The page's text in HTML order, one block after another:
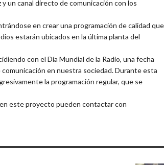
un canal directo de comunicación con los
en crear una programación de calidad que
estarán ubicados en la última planta del
con el Día Mundial de la Radio, una fecha
en nuestra sociedad. Durante esta
la programación regular, que se
este proyecto pueden contactar con